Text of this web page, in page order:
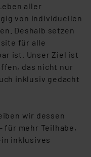
aller
von individuellen
Deshalb setzen
für alle
ist. Unser Ziel ist
das nicht nur
inklusiv gedacht
wir dessen
für mehr Teilhabe,
inklusives